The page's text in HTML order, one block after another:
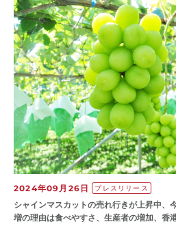
2024年09月26日 プレスリリース
シャインマスカットの売れ行きが上昇中、
増の理由は食べやすさ、生産者の増加、香